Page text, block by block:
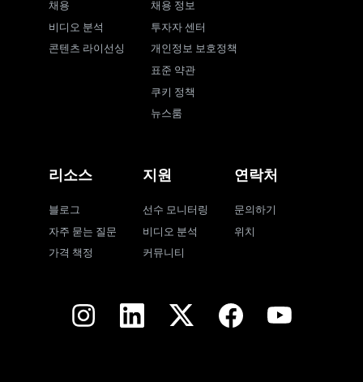
채용
비디오 분석
콘텐츠 라이선싱
채용 정보
투자자 센터
개인정보 보호정책
표준 약관
쿠키 정책
뉴스룸
리소스
블로그
자주 묻는 질문
가격 책정
지원
선수 모니터링
비디오 분석
커뮤니티
연락처
문의하기
위치